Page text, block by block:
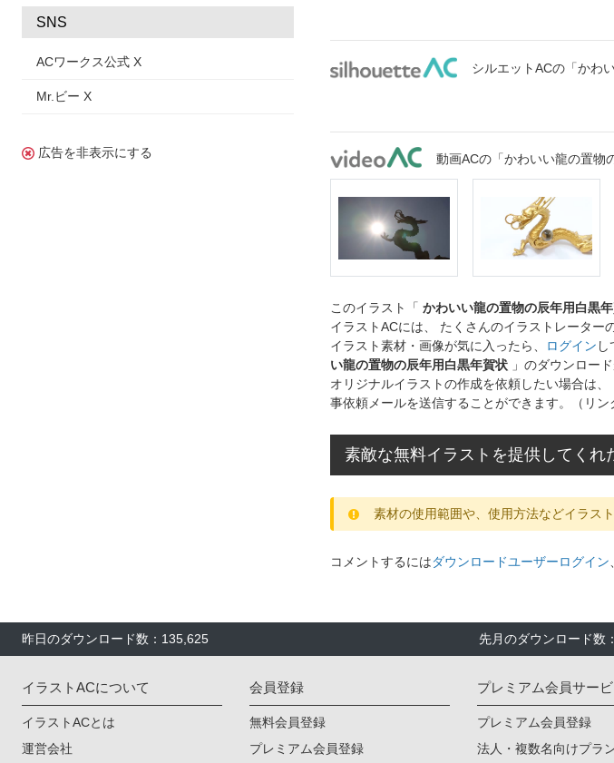
SNS
ACワークス公式 X
Mr.ビー X
広告を非表示にする
シルエットACの「かわ
動画ACの「かわいい龍の置物
このイラスト「 かわいい龍の置物の辰年用白黒
イラストACには、 たくさんのイラストレータ
イラスト素材・画像が気に入ったら、
ログイン
い龍の置物の辰年用白黒年賀状 」のダウンロー
オリジナルイラストの作成を依頼したい場合は、
事依頼メールを送信することができます。（リ
素敵な無料イラストを提供してくれ
素材の使用範囲や、使用方法などイラス
コメントするにはダウンロードユーザーログイン
昨日のダウンロード数：135,625 先月のダウンロード数
イラストACについて
イラストACとは
運営会社
会員登録
無料会員登録
プレミアム会員登録
プレミアム会員サー
プレミアム会員登録
法人・複数名向けプラ